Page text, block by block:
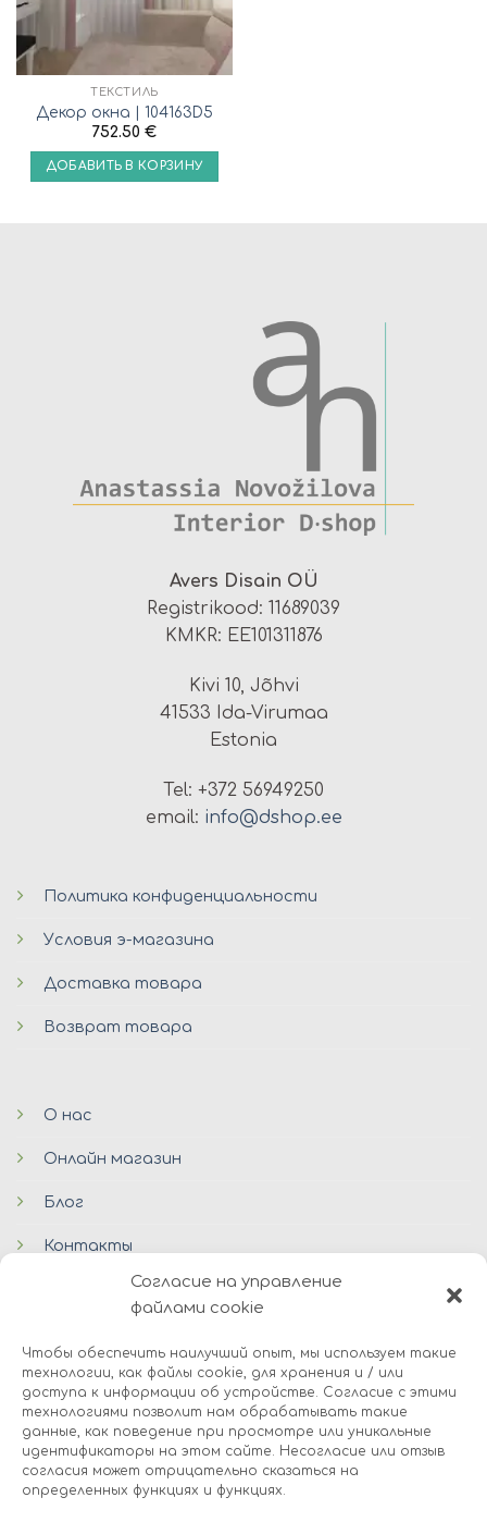
Согласие на управление
файлами cookie
Чтобы обеспечить наилучший опыт, мы используем такие
технологии, как файлы cookie, для хранения и / или
доступа к информации об устройстве. Согласие с этими
технологиями позволит нам обрабатывать такие
данные, как поведение при просмотре или уникальные
идентификаторы на этом сайте. Несогласие или отзыв
согласия может отрицательно сказаться на
определенных функциях и функциях.
ТЕКСТИЛЬ
Декор окна | 104163D5
752.50 €
ДОБАВИТЬ В КОРЗИНУ
Avers Disain OÜ
Registrikood: 11689039
KMKR: EE101311876
Kivi 10, Jõhvi
41533 Ida-Virumaa
Estonia
Tel: +372 56949250
email: info@dshop.ee
Политика конфиденциальности
Условия э-магазина
Доставка товара
Возврат товара
О нас
Онлайн магазин
Блог
Контакты
© 2026 Avers Disain OÜ
ОНЛАЙМ МАГАЗИН